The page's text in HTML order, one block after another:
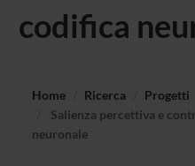
codifica
Home Ricerca
Progetti
Salienza percettiva e
neuronale